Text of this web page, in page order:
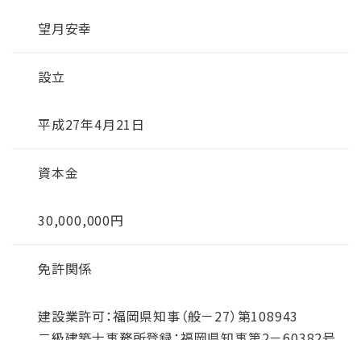
望月安幸
設立
平成27年4月21日
資本金
30,000,000円
免許関係
建設業許可：福岡県知事（般－27）第108943